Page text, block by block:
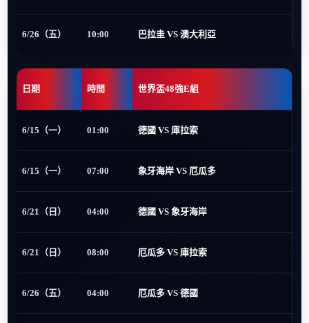
6/26（五） 10:00 巴拉圭 VS 澳大利亞
日期 時間 世界盃48強E組
6/15（一） 01:00 德國 VS 庫拉索
6/15（一） 07:00 象牙海岸 VS 厄瓜多
6/21（日） 04:00 德國 VS 象牙海岸
6/21（日） 08:00 厄瓜多 VS 庫拉索
6/26（五） 04:00 厄瓜多 VS 德國